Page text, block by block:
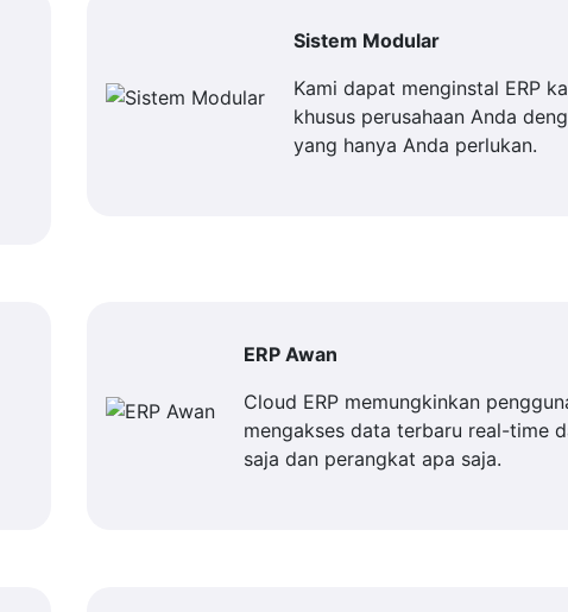
Sistem Modular
Kami dapat menginstal ERP
khusus perusahaan Anda
yang hanya Anda perlukan.
ERP Awan
Cloud ERP memungkinkan
mengakses data terbaru real-time
saja dan perangkat apa saja.